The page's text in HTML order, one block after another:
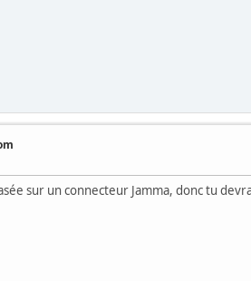
sur un connecteur Jamma, donc tu